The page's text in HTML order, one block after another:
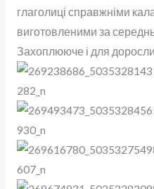
глаголиці справжніми
виготовленими за
Захоплююче і для